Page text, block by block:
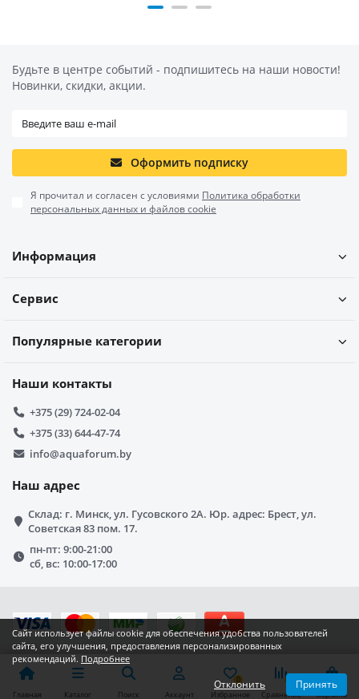
Сайт использует файлы cookie для обеспечения удобства пользователей
сайта, его улучшения, предоставления персонализированных
рекомендаций. Подробнее
Отклонить Принять
Будьте в центре событий - подпишитесь на наши новости!
Новинки, скидки, акции.
Оформить подписку
Я прочитал и согласен с условиями Политика обработки
персональных данных и файлов cookie
Информация
Сервис
Популярные категории
Наши контакты
+375 (29) 724-02-04
+375 (33) 644-47-74
info@aquaforum.by
Наш адрес
Склад: г. Минск, ул. Гусовского 2А. Юр. адрес: Брест, ул.
Советская 83 пом. 17.
пн-пт: 9:00-21:00
сб, вс: 10:00-17:00
Главная Каталог Поиск Аккаунт
0
Избранное
Сравнение
Корзина